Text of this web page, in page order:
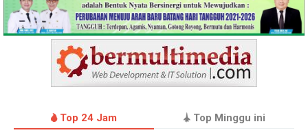
Top 24 Jam Top Minggu ini